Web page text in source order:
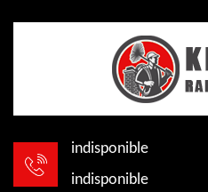
indisponible
indisponible